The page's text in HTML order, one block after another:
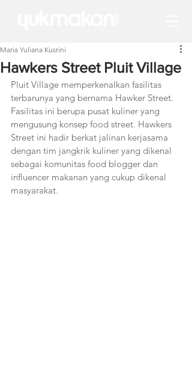
Hawkers Street Pluit Village
Maria Yuliana Kusrini
Pluit Village memperkenalkan fasilitas
terbarunya yang bernama Hawker Street.
Fasilitas ini berupa pusat kuliner yang
mengusung konsep food street. Hawkers
Street ini hadir berkat jalinan kerjasama
dengan tim jangkrik kuliner yang dikenal
sebagai komunitas food blogger dan
influencer makanan yang cukup dikenal
masyarakat.